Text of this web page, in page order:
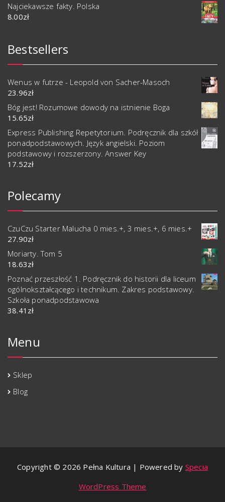
Najciekawsze fakty. Polska
8.00zł
Bestsellers
Wenus w futrze - Leopold von Sacher-Masoch
23.96zł
Bóg jest! Rozumowe dowody na istnienie Boga
15.65zł
Express Publishing Repetytorium. Podręcznik dla szkół
ponadpodstawowych. Język angielski. Poziom
podstawowy i rozszerzony. Answer Key
17.52zł
Polecamy
CzuCzu Starter Malucha 0 mies.+, 3 mies.+, 6 mies.+
27.90zł
Moriarty. Tom 5
18.63zł
Poznać przeszłość 1. Podręcznik do historii dla liceum
ogólnokształcącego i technikum. Zakres podstawowy.
Szkoła ponadpodstawowa
38.41 zł
Menu
Sklep
Blog
Copyright © 2026 Pełna Kultura | Powered by Specia
WordPress Theme